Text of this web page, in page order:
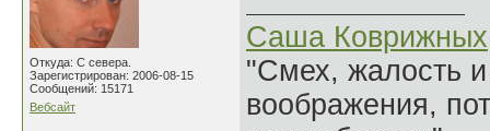
Откуда: С севера.
Зарегистрирован: 2006-08-15
Сообщений: 15171
Вебсайт
Саша Коврижных
"Смех, жалость
воображения,